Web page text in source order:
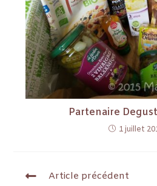
Partenaire
1 juillet
Article précédent